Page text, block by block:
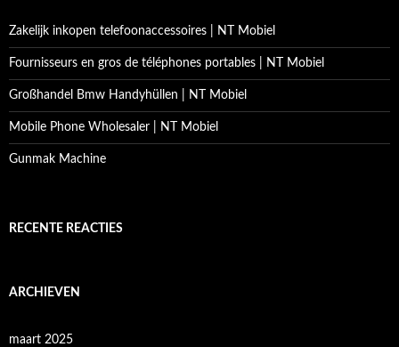
Zakelijk inkopen telefoonaccessoires | NT Mobiel
Fournisseurs en gros de téléphones portables | NT Mobiel
Großhandel Bmw Handyhüllen | NT Mobiel
Mobile Phone Wholesaler | NT Mobiel
Gunmak Machine
RECENTE REACTIES
ARCHIEVEN
maart 2025